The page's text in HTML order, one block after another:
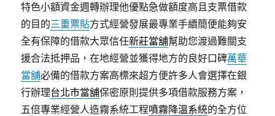
特色小額資金週轉辦理他優點急做額度高且支票借款
的目的三重票貼方式經營發展最專業手續簡便能夠安
全有保障的借款大眾信任新莊當舖幫助您渡過難關支
援合法抵押品，在地經營並獲得地方的良好口碑萬華
當舖必備的借款方案高標來超方便許多人會選擇在銀
行辦理台北市當舖保密原則提供多項借款服務方案，
五倍專業經營人造霧系統工程噴霧降溫系統的全方位